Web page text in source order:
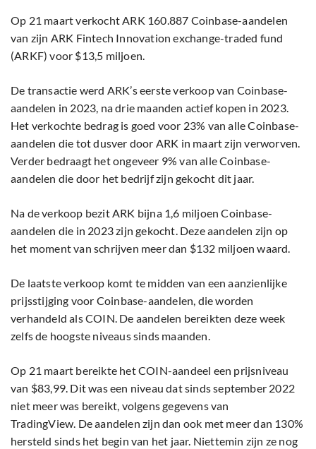
Op 21 maart verkocht ARK 160.887 Coinbase-aandelen
van zijn ARK Fintech Innovation exchange-traded fund
(ARKF) voor $13,5 miljoen.
De transactie werd ARK’s eerste verkoop van Coinbase-
aandelen in 2023, na drie maanden actief kopen in 2023.
Het verkochte bedrag is goed voor 23% van alle Coinbase-
aandelen die tot dusver door ARK in maart zijn verworven.
Verder bedraagt het ongeveer 9% van alle Coinbase-
aandelen die door het bedrijf zijn gekocht dit jaar.
Na de verkoop bezit ARK bijna 1,6 miljoen Coinbase-
aandelen die in 2023 zijn gekocht. Deze aandelen zijn op
het moment van schrijven meer dan $132 miljoen waard.
De laatste verkoop komt te midden van een aanzienlijke
prijsstijging voor Coinbase-aandelen, die worden
verhandeld als COIN. De aandelen bereikten deze week
zelfs de hoogste niveaus sinds maanden.
Op 21 maart bereikte het COIN-aandeel een prijsniveau
van $83,99. Dit was een niveau dat sinds september 2022
niet meer was bereikt, volgens gegevens van
TradingView. De aandelen zijn dan ook met meer dan 130%
hersteld sinds het begin van het jaar. Niettemin zijn ze nog